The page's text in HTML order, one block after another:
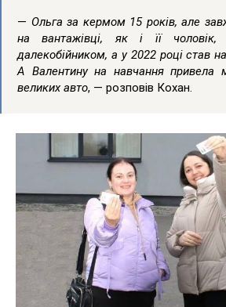
— Ольга за кермом 15 років, але
на вантажівці, як і її
далекобійником, а у 2022 році став
А Валентину на навчання привела
великих авто, — розповів Кохан.